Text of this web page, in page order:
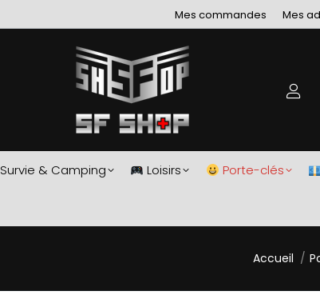
Mes commandes Mes
Survie & Camping Loisirs Porte-clés
Vous êtes ici
Accueil